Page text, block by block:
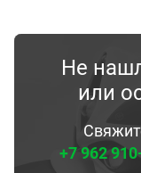
Не
или
+7 962